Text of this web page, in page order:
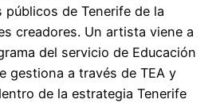
de Tenerife de la
creadores. Un artista viene a
del servicio de Educación
gestiona a través de TEA y
de la estrategia Tenerife